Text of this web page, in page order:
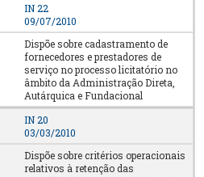
IN 22
09/07/2010
Dispõe sobre cadastramento de
fornecedores e prestadores de
serviço no processo licitatório no
âmbito da Administração Direta,
Autárquica e Fundacional
IN 20
03/03/2010
Dispõe sobre critérios operacionais
relativos à retenção das